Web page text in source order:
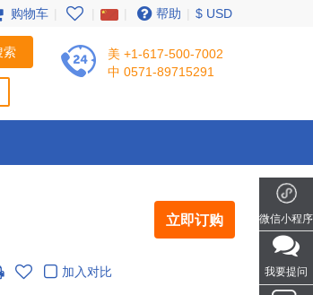
购物车 帮助 $ USD
美 +1-617-500-7002
中 0571-89715291
立即订购
加入对比
微信小程序
我要提问